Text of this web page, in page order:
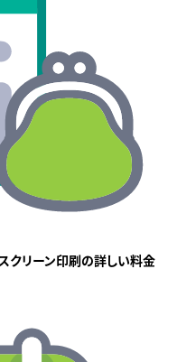
クリーン印刷の詳しい料金